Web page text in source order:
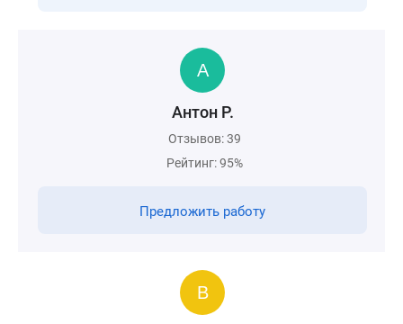
Антон Р.
Отзывов: 39
Рейтинг: 95%
Предложить работу